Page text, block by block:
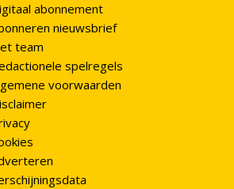
abonnement
nieuwsbrief
team
spelregels
voorwaarden